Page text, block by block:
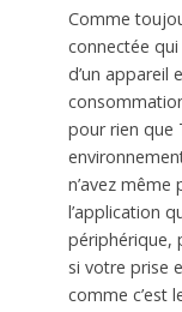
Comme
connectée
d’un appareil
pour rien que
n’avez même
l’application
périphérique,
si votre prise
comme c’est